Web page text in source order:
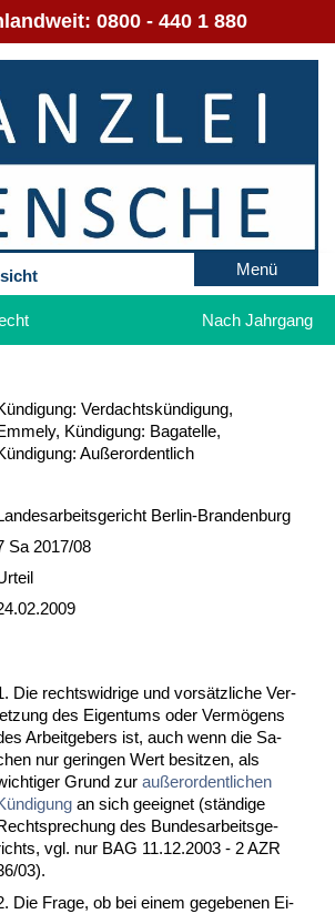
0800 - 440 1 880
Menü
Nach Jahrgang
Verdachtskündigung,
Kündigung: Bagatelle,
Außerordentlich
Berlin-Brandenburg
Sa 2017/08
Die rechts­wid­ri­ge und vorsätz­li­che Ver­
des Ei­gen­tums oder Vermögens
Ar­beit­ge­bers ist, auch wenn die Sa­
nur ge­rin­gen Wert be­sit­zen, als
Grund zur außer­or­dent­li­chen
an sich ge­eig­net (ständi­ge
des Bun­des­ar­beits­ge­
vgl. nur BAG 11.12.2003 - 2 AZR
03).
Die Fra­ge, ob bei ei­nem ge­ge­be­nen Ei­